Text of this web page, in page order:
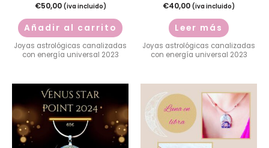
€50,00 (iva incluido)
Añadir al carrito
Joyas astrológicas canalizadas
con energía universal 2023
€40,00 (iva incluido)
Leer más
Joyas astrológicas canalizadas
con energía universal 2023